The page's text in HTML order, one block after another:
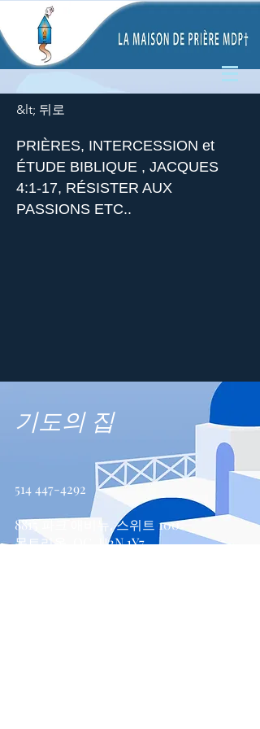
&lt; 뒤로
PRIÈRES, INTERCESSION et
ÉTUDE BIBLIQUE , JACQUES
4:1-17, RÉSISTER AUX
PASSIONS ETC..
기도의 집
514 447-4292
8815 파크 애비뉴, 스위트 100
몬트리올, QC, H2N 1Y7